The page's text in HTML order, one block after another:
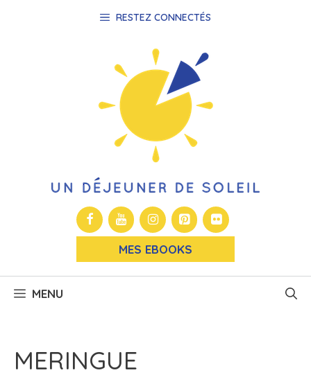
RESTEZ CONNECTÉS
MES EBOOKS
MENU
MERINGUE